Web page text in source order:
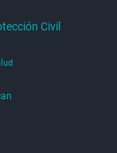
Civil